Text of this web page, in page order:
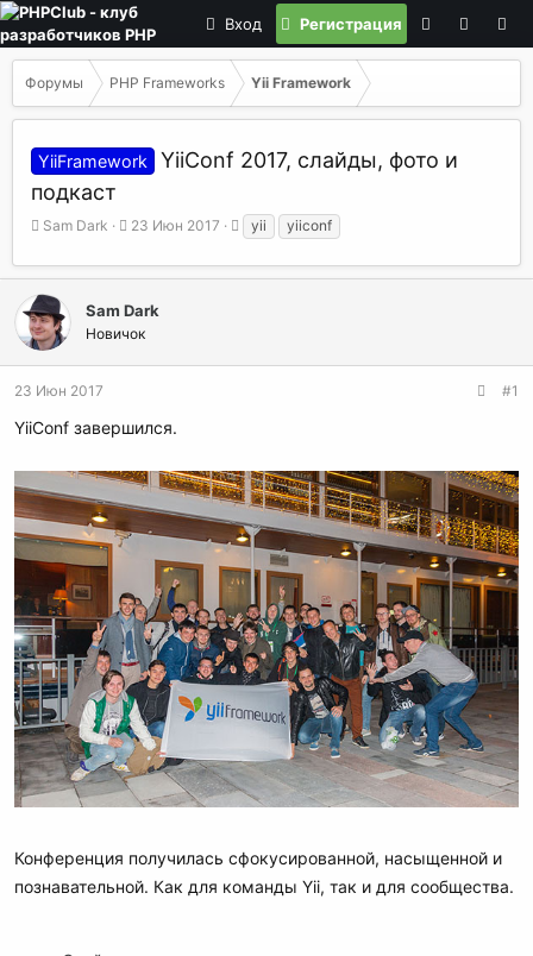
Вход Регистрация
Форумы PHP Frameworks Yii Framework
YiiFramework
YiiConf 2017, слайды, фото и
подкаст
А
т
р
т
е
ы
Sam Dark
Д
т
н
а
23 Июн 2017
е
г
yii yiiconf
Sam Dark
Новичок
23 Июн 2017 #1
YiiConf завершился.
Конференция получилась сфокусированной, насыщенной и
познавательной. Как для команды Yii, так и для сообщества.